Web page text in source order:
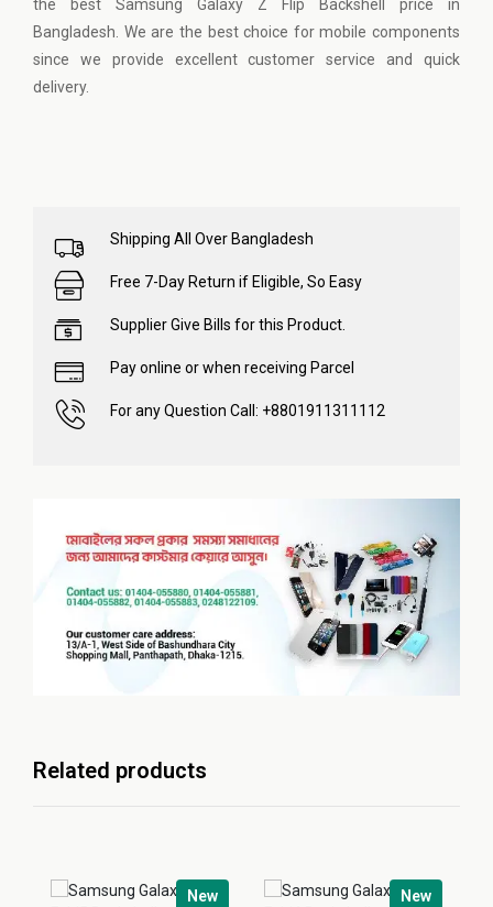
the best Samsung Galaxy Z Flip Backshell price in
Bangladesh. We are the best choice for mobile components
since we provide excellent customer service and quick
delivery.
Shipping All Over Bangladesh
Free 7-Day Return if Eligible, So Easy
Supplier Give Bills for this Product.
Pay online or when receiving Parcel
For any Question Call: +8801911311112
Related products
New New